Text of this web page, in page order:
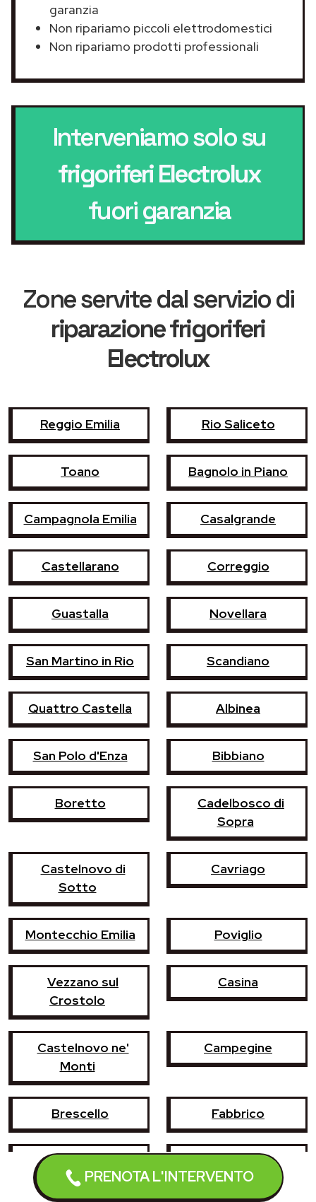
PRENOTA L'INTERVENTO
garanzia
Non ripariamo piccoli elettrodomestici
Non ripariamo prodotti professionali
Interveniamo solo su
frigoriferi Electrolux
fuori garanzia
Zone servite dal servizio di
riparazione frigoriferi
Electrolux
Reggio Emilia Rio Saliceto
Toano Bagnolo in Piano
Campagnola Emilia Casalgrande
Castellarano Correggio
Guastalla Novellara
San Martino in Rio Scandiano
Quattro Castella Albinea
San Polo d'Enza Bibbiano
Boretto
Cadelbosco di
Sopra
Castelnovo di
Sotto
Cavriago
Montecchio Emilia Poviglio
Vezzano sul
Crostolo
Casina
Castelnovo ne'
Monti
Campegine
Brescello Fabbrico
Gattatico Gualtieri